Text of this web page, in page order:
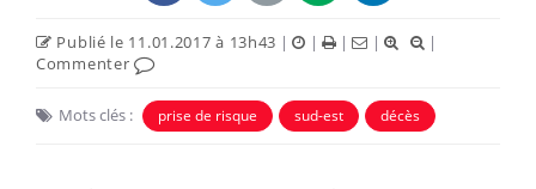
Publié le 11.01.2017 à 13h43 | | | |
|
Commenter
Mots clés : prise de risque sud-est décès